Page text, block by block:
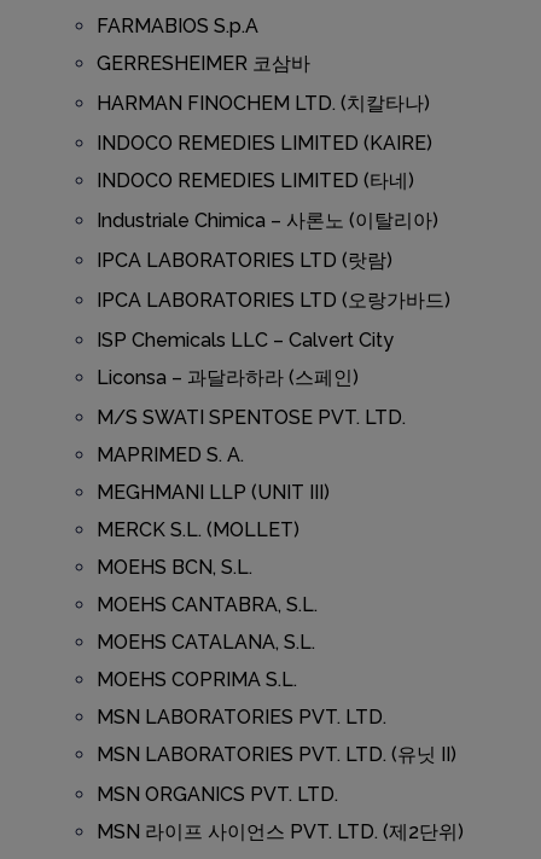
FARMABIOS S.p.A
GERRESHEIMER 코삼바
HARMAN FINOCHEM LTD. (치칼타나)
INDOCO REMEDIES LIMITED (KAIRE)
INDOCO REMEDIES LIMITED (타네)
Industriale Chimica – 사론노 (이탈리아)
IPCA LABORATORIES LTD (랏람)
IPCA LABORATORIES LTD (오랑가바드)
ISP Chemicals LLC – Calvert City
Liconsa – 과달라하라 (스페인)
M/S SWATI SPENTOSE PVT. LTD.
MAPRIMED S. A.
MEGHMANI LLP (UNIT III)
MERCK S.L. (MOLLET)
MOEHS BCN, S.L.
MOEHS CANTABRA, S.L.
MOEHS CATALANA, S.L.
MOEHS COPRIMA S.L.
MSN LABORATORIES PVT. LTD.
MSN LABORATORIES PVT. LTD. (유닛 II)
MSN ORGANICS PVT. LTD.
MSN 라이프 사이언스 PVT. LTD. (제2단위)